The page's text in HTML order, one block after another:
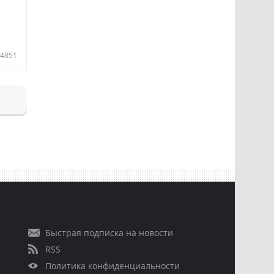
4851
Быстрая подписка на новости
RSS
Политика конфиденциальности